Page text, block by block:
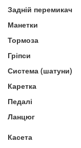
Задній перемикач
Манетки
Тормоза
Гріпси
Система (шатуни)
Каретка
Педалі
Ланцюг
Касета